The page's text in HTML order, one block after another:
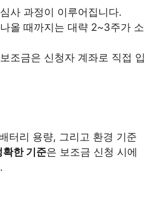
사 과정이 이루어집니다.
올 때까지는 대략 2~3주가 소
조금은 신청자 계좌로 직접 입
터리 용량, 그리고 환경 기준
확한 기준은 보조금 신청 시에